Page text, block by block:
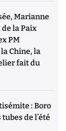
Marianne
la Paix
PM
Chine, la
fait du
: Boro
de l’été